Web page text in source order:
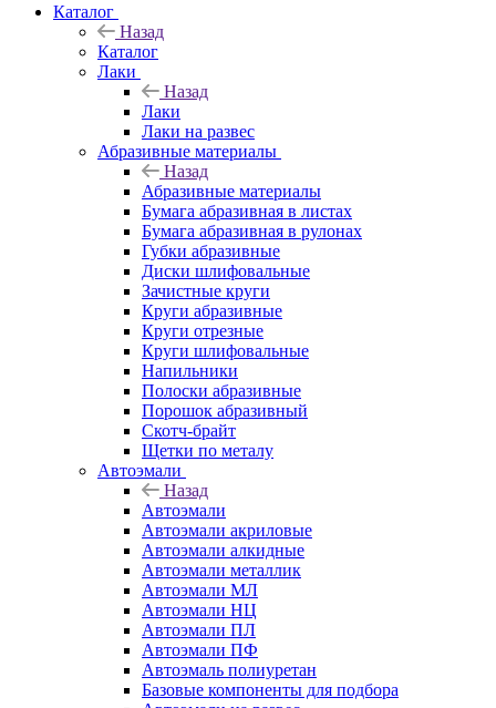
Каталог
Назад
Каталог
Лаки
Назад
Лаки
Лаки на развес
Абразивные материалы
Назад
Абразивные материалы
Бумага абразивная в листах
Бумага абразивная в рулонах
Губки абразивные
Диски шлифовальные
Зачистные круги
Круги абразивные
Круги отрезные
Круги шлифовальные
Напильники
Полоски абразивные
Порошок абразивный
Скотч-брайт
Щетки по металу
Автоэмали
Назад
Автоэмали
Автоэмали акриловые
Автоэмали алкидные
Автоэмали металлик
Автоэмали МЛ
Автоэмали НЦ
Автоэмали ПЛ
Автоэмали ПФ
Автоэмаль полиуретан
Базовые компоненты для подбора